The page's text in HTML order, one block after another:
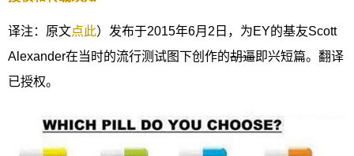
译注：原文点此）发布于2015年6月2日，为EY的基友Scott
Alexander在当时的流行测试图下创作的胡逼即兴短篇。翻译
已授权。